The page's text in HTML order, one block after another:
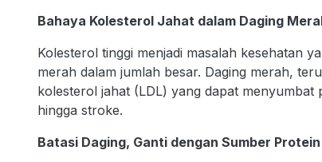
Bahaya Kolesterol Jahat dalam Daging
Kolesterol tinggi menjadi masalah kesehatan
merah dalam jumlah besar. Daging merah,
kolesterol jahat (LDL) yang dapat
hingga stroke.
Batasi Daging, Ganti dengan Sumber